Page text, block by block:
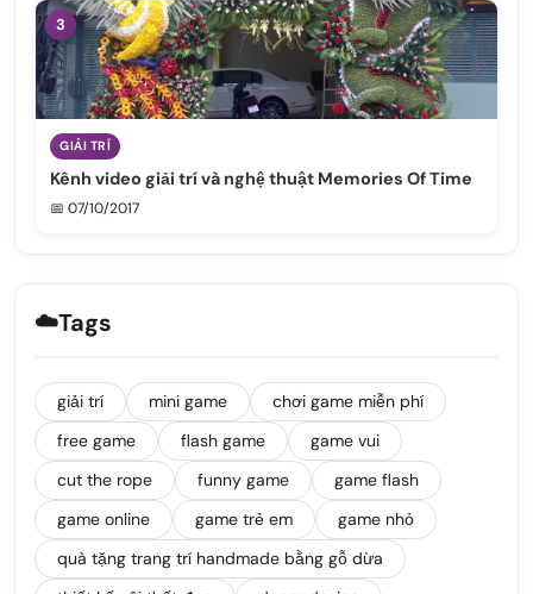
3
GIẢI TRÍ
Kênh video giải trí và nghệ thuật Memories Of Time
📅 07/10/2017
☁️Tags
giải trí mini game
chơi game miễn phí
free game
flash game
game vui
cut the rope
funny game
game flash
game online
game trẻ em
game nhỏ
quà tặng trang trí handmade bằng gỗ dừa